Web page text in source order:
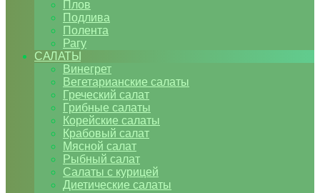
Плов
Подлива
Полента
Рагу
САЛАТЫ
Винегрет
Вегетарианские салаты
Греческий салат
Грибные салаты
Корейские салаты
Крабовый салат
Мясной салат
Рыбный салат
Салаты с курицей
Диетические салаты